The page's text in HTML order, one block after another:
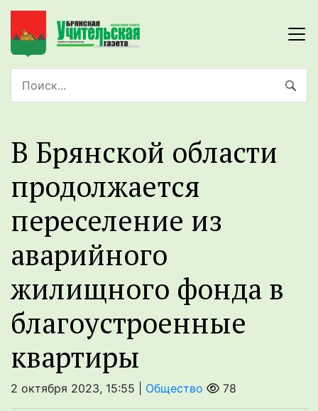
В Брянской области
продолжается
переселение из
аварийного
жилищного фонда в
благоустроенные
квартиры
2 октября 2023, 15:55 | Общество 78